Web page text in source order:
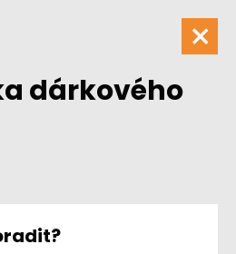
dárkového